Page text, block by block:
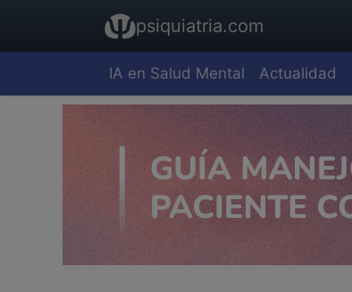
psiquiatria.com
IA en Salud Mental Actualidad